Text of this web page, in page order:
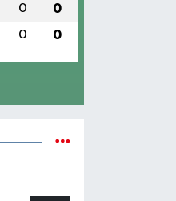
0 0
0 0